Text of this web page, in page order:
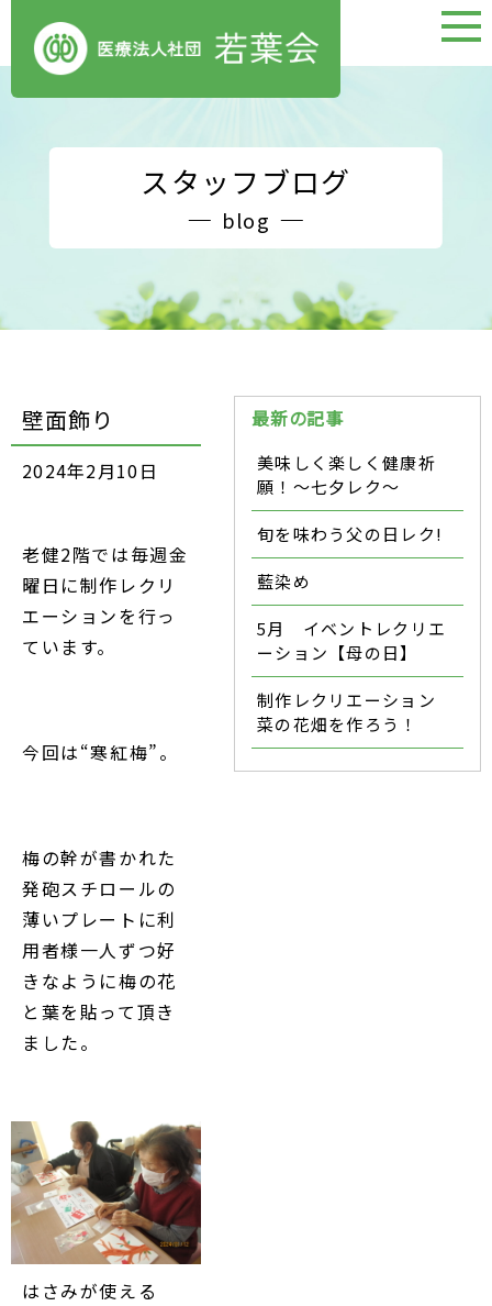
スタッフブログ
blog
壁面飾り
2024年2月10日
老健2階では毎週金
曜日に制作レクリ
エーションを行っ
ています。
今回は“寒紅梅”。
梅の幹が書かれた
発砲スチロールの
薄いプレートに利
用者様一人ずつ好
きなように梅の花
と葉を貼って頂き
ました。
はさみが使える
最新の記事
美味しく楽しく健康祈
願！～七夕レク～
旬を味わう父の日レク!
藍染め
5月 イベントレクリエ
ーション【母の日】
制作レクリエーション
菜の花畑を作ろう！